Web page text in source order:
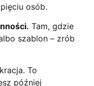
osób.
Tam, gdzie
szablon – zrób
To
później